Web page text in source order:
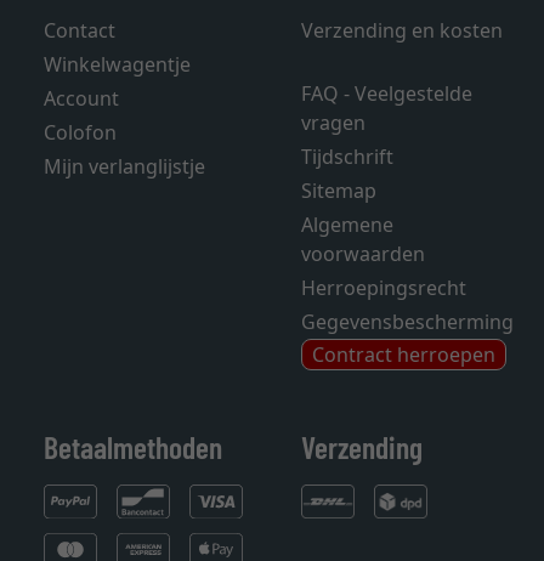
Contact
Winkelwagentje
Account
Colofon
Mijn verlanglijstje
Verzending en kosten
FAQ - Veelgestelde
vragen
Tijdschrift
Sitemap
Algemene
voorwaarden
Herroepingsrecht
Gegevensbescherming
Contract herroepen
Betaalmethoden Verzending